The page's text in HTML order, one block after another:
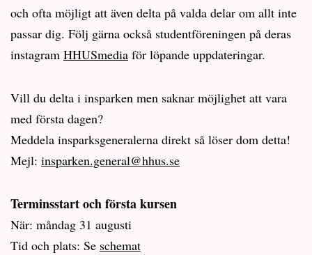
och ofta möjligt att även delta på valda delar om allt inte
passar dig. Följ gärna också studentföreningen på deras
instagram HHUSmedia för löpande uppdateringar.
Vill du delta i insparken men saknar möjlighet att vara
med första dagen?
Meddela insparksgeneralerna direkt så löser dom detta!
Mejl: insparken.general@hhus.se
Terminsstart och första kursen
När: måndag 31 augusti
Tid och plats: Se schemat